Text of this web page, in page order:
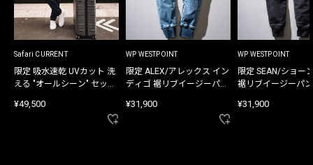
Safari CURRENT
限定 吸水速乾 UVカット 洗
える "オールシーン" セット
¥49,500
WP WESTPOINT
限定 ALEX/アレックス イン
ディゴ 裾リブイージーパン
¥31,900
WP WESTPOINT
限定 SEAN/ショー
裾リブイージーパ
¥31,900